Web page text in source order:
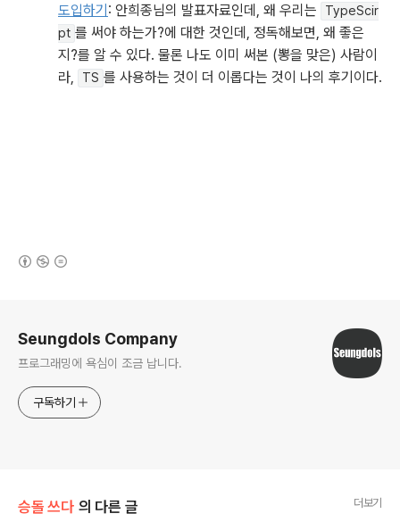
도입하기 : 안희종님의 발표자료인데, 왜 우리는
TypeScir
pt 를 써야 하는가?에 대한 것인데, 정독해보면, 왜 좋은
지?를 알 수 있다. 물론 나도 이미 써본 (뽕을 맞은) 사람이
라,
TS
Seungdols Company
프로그래밍에 욕심이 조금 납니다.
구독하기
승돌 쓰다 의 다른 글 더보기